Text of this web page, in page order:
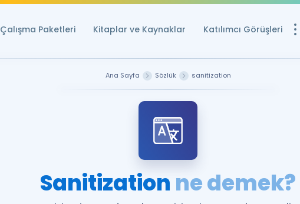
Çalışma Paketleri Kitaplar ve Kaynaklar Katılımcı Görüşleri
Ücretsiz
YDS ve YÖKDİL
Ana Sayfa Sözlük sanitization
Sanitization ne demek?